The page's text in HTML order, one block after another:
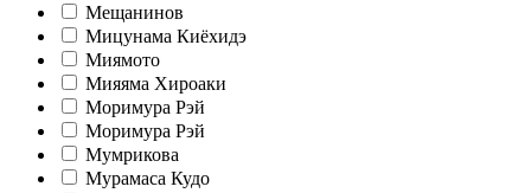
Мещанинов
Мицунама Киёхидэ
Миямото
Мияяма Хироаки
Моримура Рэй
Моримура Рэй
Мумрикова
Мурамаса Кудо